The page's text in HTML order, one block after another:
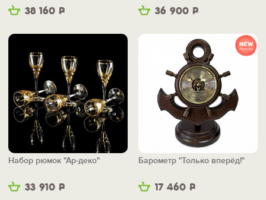
38 160 Р 36 900 Р
33 910 Р
Набор рюмок "Ар-деко"
17 460 Р
Барометр "Только вперёд!"